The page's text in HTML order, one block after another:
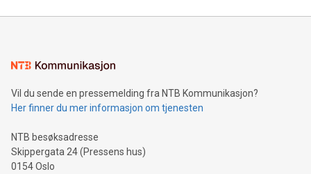
Vil du sende en pressemelding fra NTB Kommunikasjon?
Her finner du mer informasjon om tjenesten
NTB besøksadresse
Skippergata 24 (Pressens hus)
0154 Oslo